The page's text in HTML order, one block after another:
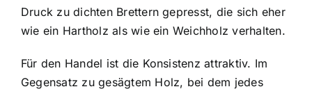
Druck zu dichten Brettern gepresst, die sich eher
wie ein Hartholz als wie ein Weichholz verhalten.
Für den Handel ist die Konsistenz attraktiv. Im
Gegensatz zu gesägtem Holz, bei dem jedes